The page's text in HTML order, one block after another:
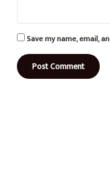
Save my name, email,